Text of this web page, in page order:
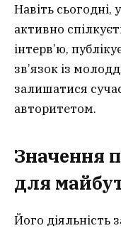
Навіть сьогодні,
активно
інтерв’ю,
зв’язок із
залишатися
авторитетом.
Значення
для
Його діяльність